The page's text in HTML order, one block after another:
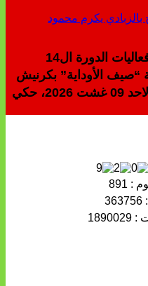
يفتتح الفنان الكبير فؤاد الزبادي فعاليات الدورة ال14
“صيف الأوداية” بكرنيش
حكي
: 891